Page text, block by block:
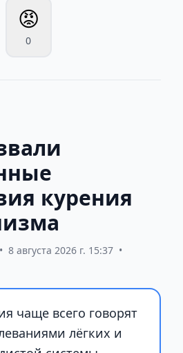
😡
0
курения
• 8 августа 2026 г. 15:37 •
чаще всего говорят
лёгких и